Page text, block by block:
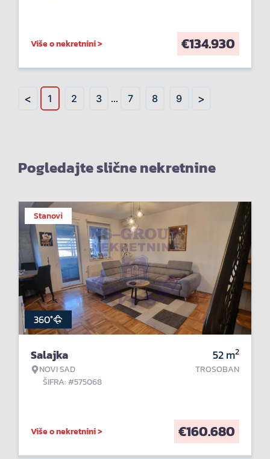
Više o nekretnini > €134.930
< 1 2 3 ... 7 8 9 >
Pogledajte slične nekretnine
Stanovi
360°
Salajka
NOVI SAD
ŠIFRA: #575068
52m2
TROSOBAN
Više o nekretnini > €160.680